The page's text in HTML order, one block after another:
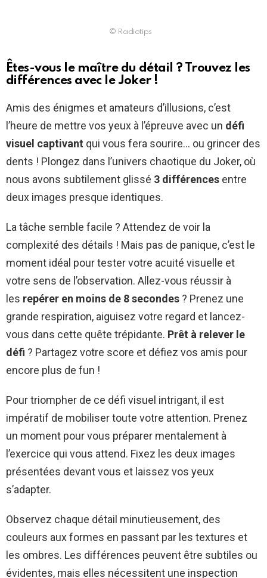
© Radiotips
Êtes-vous le maître du détail ? Trouvez les
différences avec le Joker !
Amis des énigmes et amateurs d’illusions, c’est
l’heure de mettre vos yeux à l’épreuve avec un défi
visuel captivant qui vous fera sourire… ou grincer des
dents ! Plongez dans l’univers chaotique du Joker, où
nous avons subtilement glissé 3 différences entre
deux images presque identiques.
La tâche semble facile ? Attendez de voir la
complexité des détails ! Mais pas de panique, c’est le
moment idéal pour tester votre acuité visuelle et
votre sens de l’observation. Allez-vous réussir à
les repérer en moins de 8 secondes ? Prenez une
grande respiration, aiguisez votre regard et lancez-
vous dans cette quête trépidante. Prêt à relever le
défi ? Partagez votre score et défiez vos amis pour
encore plus de fun !
Pour triompher de ce défi visuel intrigant, il est
impératif de mobiliser toute votre attention. Prenez
un moment pour vous préparer mentalement à
l’exercice qui vous attend. Fixez les deux images
présentées devant vous et laissez vos yeux
s’adapter.
Observez chaque détail minutieusement, des
couleurs aux formes en passant par les textures et
les ombres. Les différences peuvent être subtiles ou
évidentes, mais elles nécessitent une inspection